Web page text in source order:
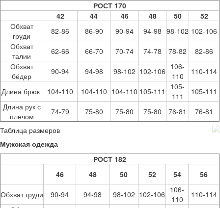
РОСТ 170
42
44 46 48 50
52
Обхват
груди
82-86 86-90 90-94 94-98 98-102 102-106
Обхват
талии
62-66 66-70 70-74 74-78 78-82
82-86
Обхват
бёдер
90-94 94-98 98-102 102-106 106-
110
110-114
Длина брюк 104-110 104-110 104-110 105-111
105-
111
105-111
Длина рук с
плечом
74-79 75-80 75-80 75-80 76-81
76-81
Таблица размеров
Мужская одежда
РОСТ 182
46
48 50 52 54 56
Обхват груди 90-94 94-98 98-102 102-106 106-
110
110-114